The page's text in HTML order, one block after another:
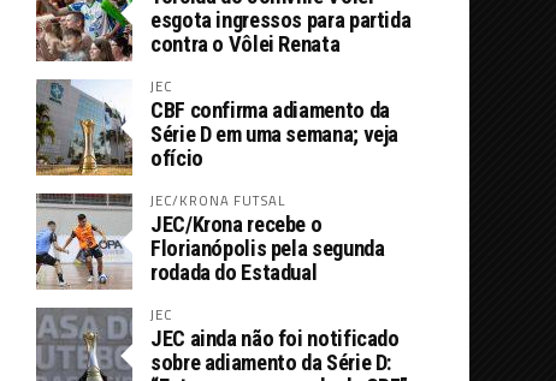
esgota ingressos para partida
contra o Vôlei Renata
JEC
CBF confirma adiamento da
Série D em uma semana; veja
ofício
JEC/KRONA FUTSAL
JEC/Krona recebe o
Florianópolis pela segunda
rodada do Estadual
JEC
JEC ainda não foi notificado
sobre adiamento da Série D: